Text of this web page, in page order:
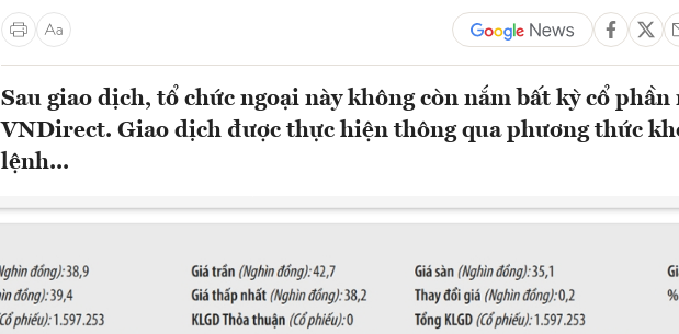
Sau giao dịch, tổ chức ngoại này không còn nắm bất kỳ cổ phần
VNDirect. Giao dịch được thực hiện thông qua phương thức
lệnh...